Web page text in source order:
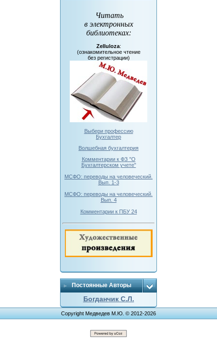
Читать
в электронных
библиотеках:
Zelluloza:
(ознакомительное чтение
без регистрации)
Выбери профессию
Бухгалтер
Волшебная бухгалтерия
Комментарии к ФЗ "О
Бухгалтерском учете"
МСФО: переводы на человеческий.
Вып. 1-3
МСФО: переводы на человеческий.
Вып. 4
Комментарии к ПБУ 24
Постоянные Авторы
Богданчик С.Л.
Copyright Медведев М.Ю. © 2012-2026